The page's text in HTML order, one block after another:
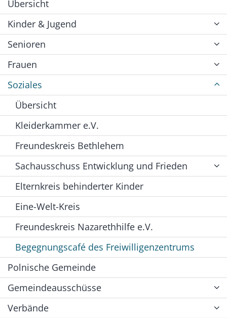
Übersicht
Kinder & Jugend
Senioren
Frauen
Soziales
Übersicht
Kleiderkammer e.V.
Freundeskreis Bethlehem
Sachausschuss Entwicklung und Frieden
Elternkreis behinderter Kinder
Eine-Welt-Kreis
Freundeskreis Nazarethhilfe e.V.
Begegnungscafé des Freiwilligenzentrums
Polnische Gemeinde
Gemeindeausschüsse
Verbände